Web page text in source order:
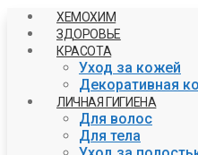
ХЕМОХИМ
ЗДОРОВЬЕ
КРАСОТА
Уход за кожей
Декоративная
ЛИЧНАЯ ГИГИЕНА
Для волос
Для тела